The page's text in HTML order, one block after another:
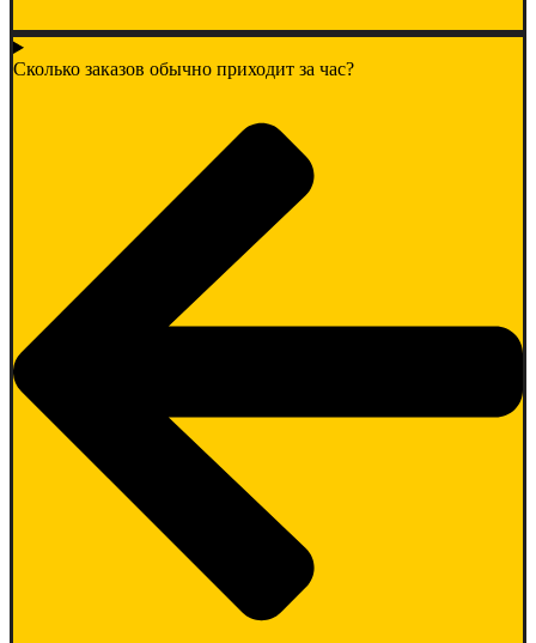
Сколько заказов обычно приходит за час?